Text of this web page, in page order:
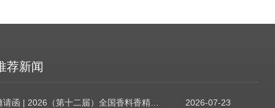
荐新闻
邀请函 | 2026（第十二届）全国香料香精技术交流年会
2026-07-23